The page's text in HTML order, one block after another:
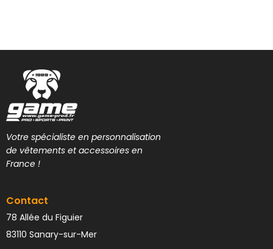
Votre spécialiste en personnalisation
de vêtements et accessoires en
France !
Contact
78 Allée du Figuier
83110 Sanary-sur-Mer